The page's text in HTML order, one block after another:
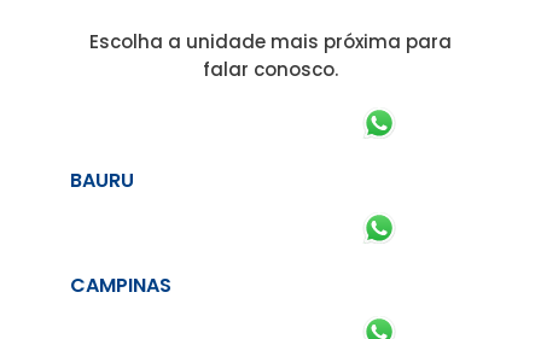
Escolha a unidade mais próxima para
falar conosco.
BAURU
CAMPINAS